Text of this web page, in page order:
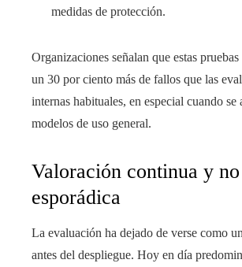
medidas de protección.
Organizaciones señalan que estas pruebas
un 30 por ciento más de fallos que las
internas habituales, en especial cuando se
modelos de uso general.
Valoración continua y no
esporádica
La evaluación ha dejado de verse como
antes del despliegue. Hoy en día